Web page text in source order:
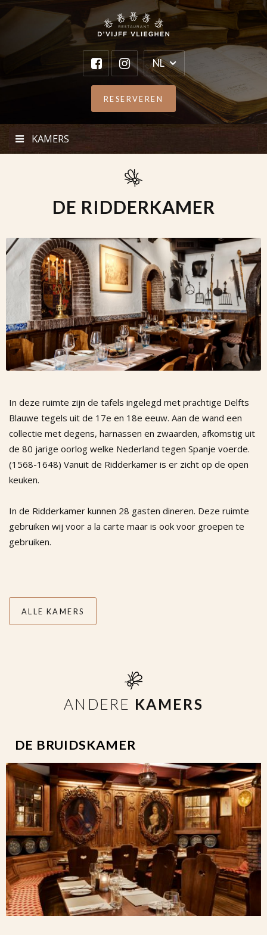
NL
RESERVEREN
KAMERS
DE RIDDERKAMER
In deze ruimte zijn de tafels ingelegd met prachtige Delfts
Blauwe tegels uit de 17e en 18e eeuw. Aan de wand een
collectie met degens, harnassen en zwaarden, afkomstig uit
de 80 jarige oorlog welke Nederland tegen Spanje voerde.
(1568-1648) Vanuit de Ridderkamer is er zicht op de open
keuken.
In de Ridderkamer kunnen 28 gasten dineren. Deze ruimte
gebruiken wij voor a la carte maar is ook voor groepen te
gebruiken.
ALLE KAMERS
ANDERE KAMERS
DE BRUIDSKAMER